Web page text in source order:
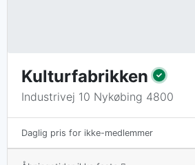
Kulturfabrikken
Industrivej 10 Nykøbing 4800
Daglig pris for ikke-medlemmer